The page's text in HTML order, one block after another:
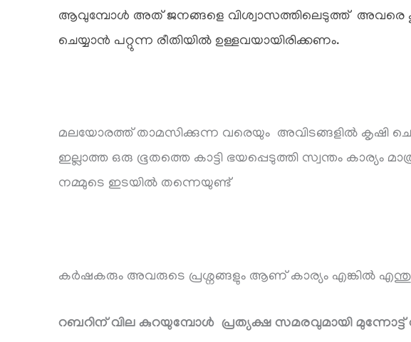
ആവുമ്പോൾ അത് ജനങ്ങളെ വിശ്വാസത്തിലെടുത്ത് അവരെ
ചെയ്യാൻ പറ്റുന്ന രീതിയിൽ ഉള്ളവയായിരിക്കണം.
മലയോരത്ത് താമസിക്കുന്ന വരെയും അവിടങ്ങളിൽ കൃഷി
ഇല്ലാത്ത ഒരു ഭൂതത്തെ കാട്ടി ഭയപ്പെടുത്തി സ്വന്തം കാര്യം
നമ്മുടെ ഇടയിൽ തന്നെയുണ്ട്
കർഷകരും അവരുടെ പ്രശ്നങ്ങളും ആണ് കാര്യം എങ്കിൽ
റബറിന് വില കുറയുമ്പോൾ പ്രത്യക്ഷ സമരവുമായി മുന്നോട്ട്